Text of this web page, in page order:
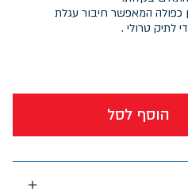
כפולה המאפשר חיבור עגלת
לתיק טרולי .
הוסף לסל